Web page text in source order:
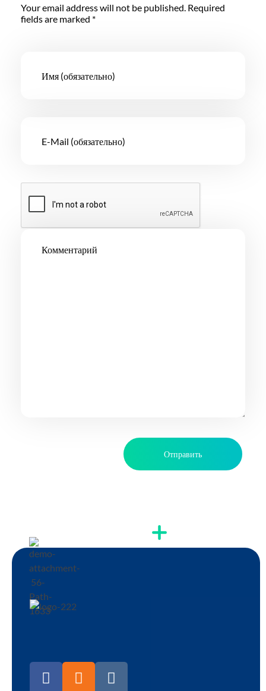
Your email address will not be published. Required
fields are marked *